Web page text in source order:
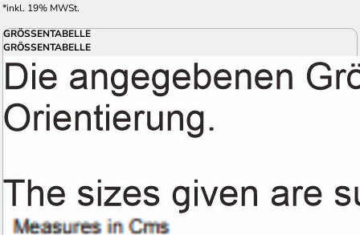
*inkl. 19% MWSt.
GRÖSSENTABELLE
GRÖSSENTABELLE